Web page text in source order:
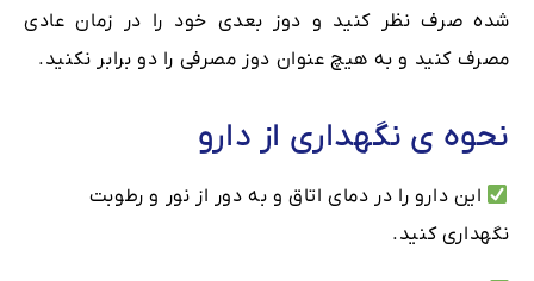
شده صرف نظر کنید و دوز بعدی خود را در زمان عادی
مصرف کنید و به هیچ عنوان دوز مصرفی را دو برابر نکنید.
نحوه ی نگهداری از دارو
این دارو را در دمای اتاق و به دور از نور و رطوبت
نگهداری کنید.